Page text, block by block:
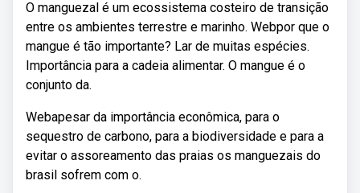
O manguezal é um ecossistema costeiro de transição
entre os ambientes terrestre e marinho. Webpor que o
mangue é tão importante? Lar de muitas espécies.
Importância para a cadeia alimentar. O mangue é o
conjunto da.
Webapesar da importância econômica, para o
sequestro de carbono, para a biodiversidade e para a
evitar o assoreamento das praias os manguezais do
brasil sofrem com o.